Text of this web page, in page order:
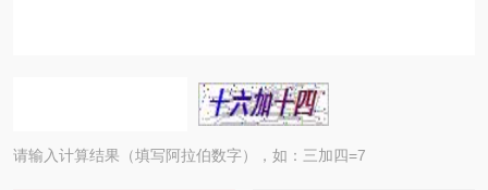
请输入计算结果（填写阿拉伯数字），如：三加四=7